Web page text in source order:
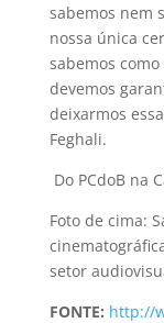
sabemos nem
nossa única
sabemos
devemos
deixarmos
Feghali.
Do PCdoB na
Foto de cima:
setor
FONTE: http://